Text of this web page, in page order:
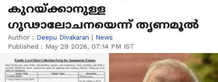
കുറയ്ക്കാനുള്ള
ഗുഢാലോചനയെന്ന് തൃണമൂൽ
Author : Deepu Divakaran | News
Published : May 29 2026, 07:14 PM IST